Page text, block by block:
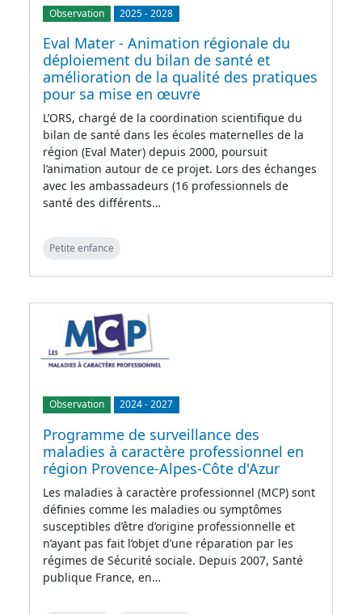
Observation 2025-2028
Eval Mater - Animation régionale du
déploiement du bilan de santé et
amélioration de la qualité des pratiques
pour sa mise en œuvre
L’ORS, chargé de la coordination scientifique du
bilan de santé dans les écoles maternelles de la
région (Eval Mater) depuis 2000, poursuit
l’animation autour de ce projet. Lors des échanges
avec les ambassadeurs (16 professionnels de
santé des différents…
Petite enfance
Observation 2024-2027
Programme de surveillance des
maladies à caractère professionnel en
région Provence-Alpes-Côte d'Azur
Les maladies à caractère professionnel (MCP) sont
définies comme les maladies ou symptômes
susceptibles d’être d’origine professionnelle et
n’ayant pas fait l’objet d’une réparation par les
régimes de Sécurité sociale. Depuis 2007, Santé
publique France, en…